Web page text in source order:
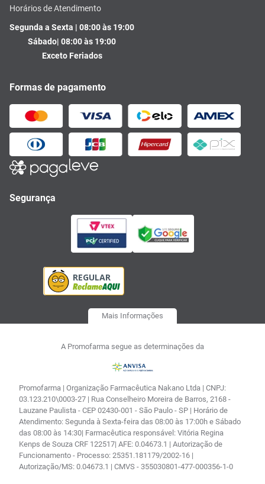
Horários de Atendimento
Segunda a Sexta | 08:00 às 19:00
Sábado| 08:00 às 19:00
Exceto Feriados
Formas de pagamento
Segurança
Mais Informações
A Promofarma segue as determinações da
Promofarma | Organização Farmacêutica Nakano Ltda | CNPJ:
03.123.210\0003-27 | Rua Conselheiro Moreira de Barros, 2168 -
Lauzane Paulista - CEP 02430-001 - São Paulo - SP | Horário de
Atendimento: Segunda à Sexta-feira das 08:00 às 17:00h e Sábado
das 08:00 às 14:30| Farmacêutica responsável: Vitória Regina
Kenps de Souza CRF 122517| AFE: 0.04673.1 | Autorização de
Funcionamento - Processo: 25351.181179/2002-16 |
Autorização/MS: 0.04673.1 | CMVS - 355030801-477-000356-1-0